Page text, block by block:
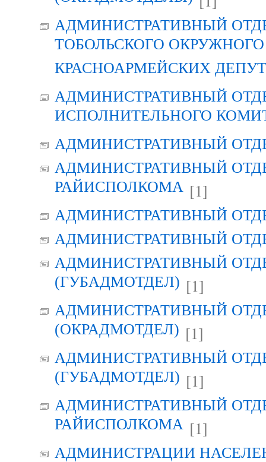
АДМИНИСТРАТИВНЫЙ
ТОБОЛЬСКОГО
КРАСНОАРМЕЙСКИХ
АДМИНИСТРАТИВНЫЙ
ИСПОЛНИТЕЛЬНОГО
АДМИНИСТРАТИВНЫЙ
АДМИНИСТРАТИВНЫЙ
РАЙИСПОЛКОМА [1]
АДМИНИСТРАТИВНЫЙ
АДМИНИСТРАТИВНЫЙ
АДМИНИСТРАТИВНЫЙ
(ГУБАДМОТДЕЛ) [1]
АДМИНИСТРАТИВНЫЙ
(ОКРАДМОТДЕЛ) [1]
АДМИНИСТРАТИВНЫЙ
(ГУБАДМОТДЕЛ) [1]
АДМИНИСТРАТИВНЫЙ
РАЙИСПОЛКОМА [1]
АДМИНИСТРАЦИИ